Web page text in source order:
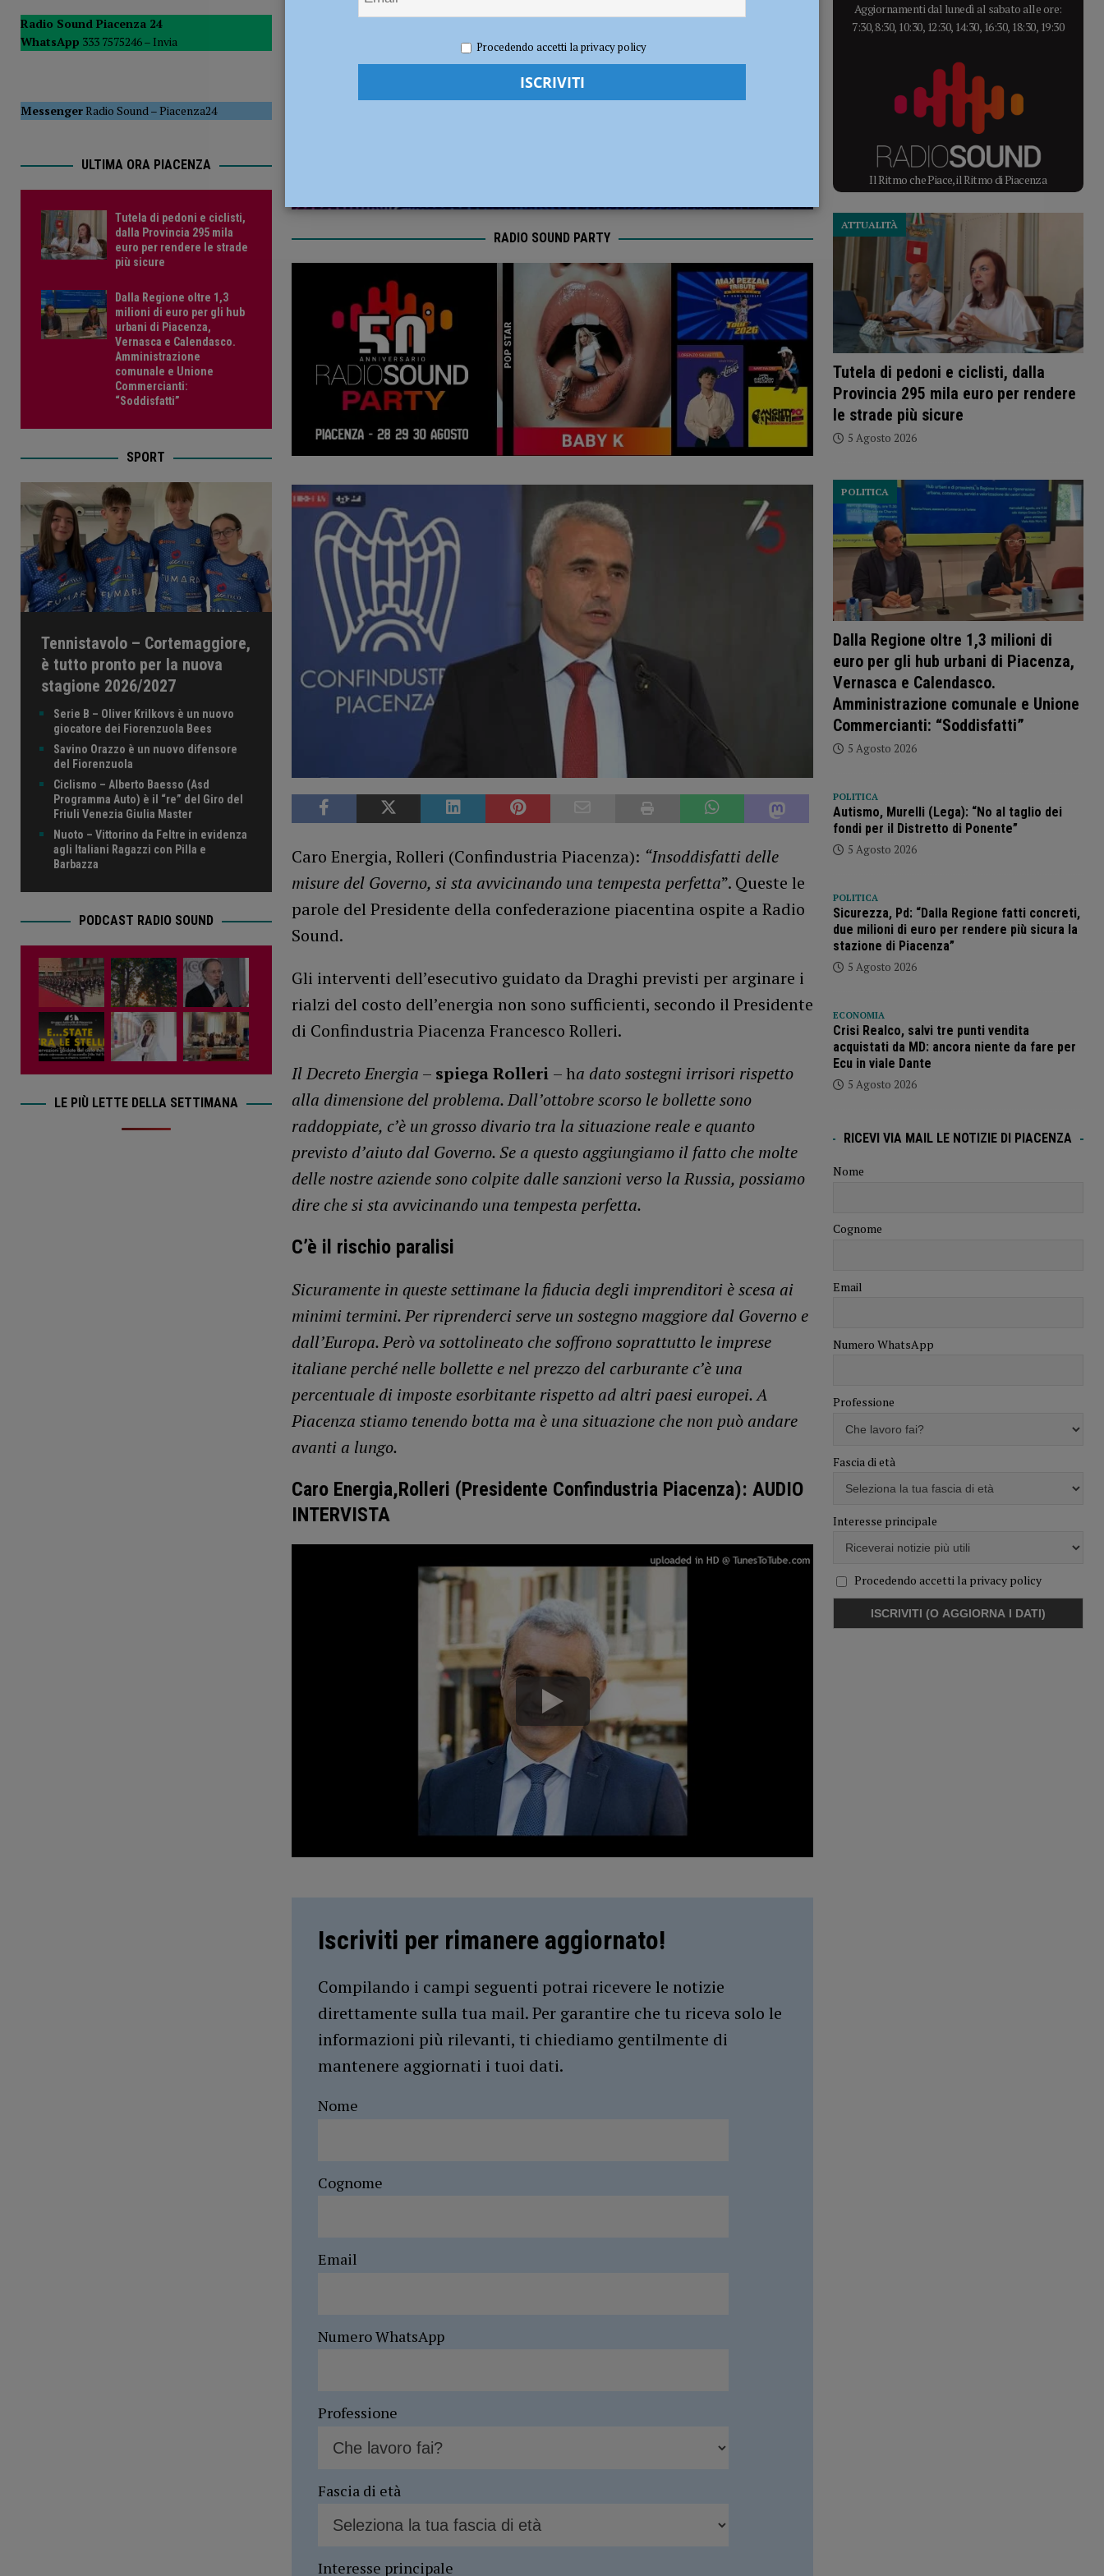
POLITICA
[ 5 Agosto 2026 ] Caldo estremo e asili nido, Tagliaferri (FdI): “Verificare subito la situazione nella provincia di Piacenza”
Redazione MC Economia
RADIO SOUND PARTY
Caro Energia, Rolleri (Confindustria Piacenza): “Insoddisfatti delle
misure del Governo, si sta avvicinando una tempesta perfetta”. Queste le
parole del Presidente della confederazione piacentina ospite a Radio
Sound.
Gli interventi dell’esecutivo guidato da Draghi previsti per arginare i
rialzi del costo dell’energia non sono sufficienti, secondo il Presidente
di Confindustria Piacenza Francesco Rolleri.
Il Decreto Energia – spiega Rolleri – ha dato sostegni irrisori rispetto
alla dimensione del problema. Dall’ottobre scorso le bollette sono
raddoppiate, c’è un grosso divario tra la situazione reale e quanto
previsto d’aiuto dal Governo. Se a questo aggiungiamo il fatto che molte
delle nostre aziende sono colpite dalle sanzioni verso la Russia, possiamo
dire che si sta avvicinando una tempesta perfetta.
C’è il rischio paralisi
Sicuramente in queste settimane la fiducia degli imprenditori è scesa ai
minimi termini. Per riprenderci serve un sostegno maggiore dal Governo e
dall’Europa. Però va sottolineato che soffrono soprattutto le imprese
italiane perché nelle bollette e nel prezzo del carburante c’è una
percentuale di imposte esorbitante rispetto ad altri paesi europei. A
Piacenza stiamo tenendo botta ma è una situazione che non può andare
avanti a lungo.
Caro Energia,Rolleri (Presidente Confindustria Piacenza): AUDIO
INTERVISTA
Iscriviti per rimanere aggiornato!
Compilando i campi seguenti potrai ricevere le notizie
direttamente sulla tua mail. Per garantire che tu riceva solo le
informazioni più rilevanti, ti chiediamo gentilmente di
mantenere aggiornati i tuoi dati.
Nome
Cognome
Email
Numero WhatsApp
Professione
Fascia di età
Interesse principale
Radio Sound Piacenza 24
WhatsApp 333 7575246 – Invia
MessengerRadio Sound–Piacenza24
ULTIMA ORA PIACENZA
Tutela di pedoni e ciclisti,
dalla Provincia 295 mila
euro per rendere le strade
più sicure
Dalla Regione oltre 1,3
milioni di euro per gli hub
urbani di Piacenza,
Vernasca e Calendasco.
Amministrazione
comunale e Unione
Commercianti:
“Soddisfatti”
SPORT
Tennistavolo – Cortemaggiore,
è tutto pronto per la nuova
stagione 2026/2027
Serie B – Oliver Krilkovs è un nuovo
giocatore dei Fiorenzuola Bees
Savino Orazzo è un nuovo difensore
del Fiorenzuola
Ciclismo – Alberto Baesso (Asd
Programma Auto) è il “re” del Giro del
Friuli Venezia Giulia Master
Nuoto – Vittorino da Feltre in evidenza
agli Italiani Ragazzi con Pilla e
Barbazza
PODCAST RADIO SOUND
LE PIÙ LETTE DELLA SETTIMANA
Aggiornamenti dal lunedì al sabato alle ore:
7:30, 8:30, 10:30, 12:30, 14:30, 16:30, 18:30, 19:30
Il Ritmo che Piace, il Ritmo di Piacenza
Tutela di pedoni e ciclisti, dalla
Provincia 295 mila euro per rendere
le strade più sicure
ATTUALITÀ
5 Agosto 2026
Dalla Regione oltre 1,3 milioni di
euro per gli hub urbani di Piacenza,
Vernasca e Calendasco.
Amministrazione comunale e Unione
Commercianti: “Soddisfatti”
POLITICA
5 Agosto 2026
POLITICA
Autismo, Murelli (Lega): “No al taglio dei
fondi per il Distretto di Ponente”
5 Agosto 2026
POLITICA
Sicurezza, Pd: “Dalla Regione fatti concreti,
due milioni di euro per rendere più sicura la
stazione di Piacenza”
5 Agosto 2026
ECONOMIA
Crisi Realco, salvi tre punti vendita
acquistati da MD: ancora niente da fare per
Ecu in viale Dante
5 Agosto 2026
RICEVI VIA MAIL LE NOTIZIE DI PIACENZA
Nome
Cognome
Email
Numero WhatsApp
Professione
Fascia di età
Interesse principale
Procedendo accetti la privacy policy
Procedendo accetti la privacy policy